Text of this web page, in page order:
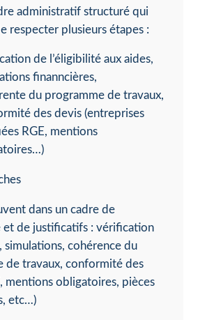
administratif structuré qui
respecter plusieurs étapes :
de l’éligibilité aux aides,
finanncières,
du programme de travaux,
des devis (entreprises
RGE, mentions
dans un cadre de
de justificatifs : vérification
simulations, cohérence du
de travaux, conformité des
mentions obligatoires, pièces
etc…)